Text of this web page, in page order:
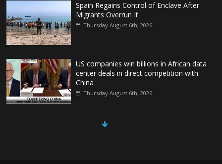
Spain Regains Control of Enclave After
Migrants Overrun It
Thursday August 6th, 2026
US companies win billions in African data
center deals in direct competition with
China
Thursday August 6th, 2026
China, Russia, Iran and North Korea